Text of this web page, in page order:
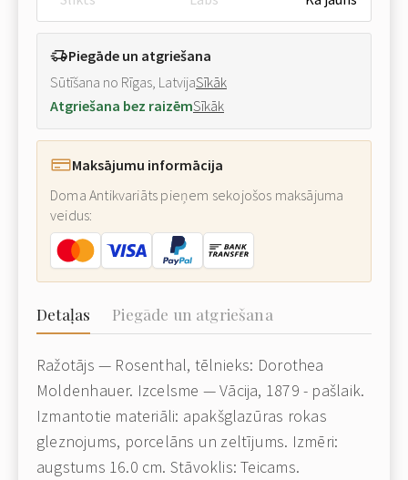
Piegāde un atgriešana
Sūtīšana no Rīgas, LatvijaSīkāk
Atgriešana bez raizēmSīkāk
Maksājumu informācija
Doma Antikvariāts pieņem sekojošos maksājuma
veidus:
Detaļas Piegāde un atgriešana
Ražotājs — Rosenthal, tēlnieks: Dorothea
Moldenhauer. Izcelsme — Vācija, 1879 - pašlaik.
Izmantotie materiāli: apakšglazūras rokas
gleznojums, porcelāns un zeltījums. Izmēri:
augstums 16.0 cm. Stāvoklis: Teicams.